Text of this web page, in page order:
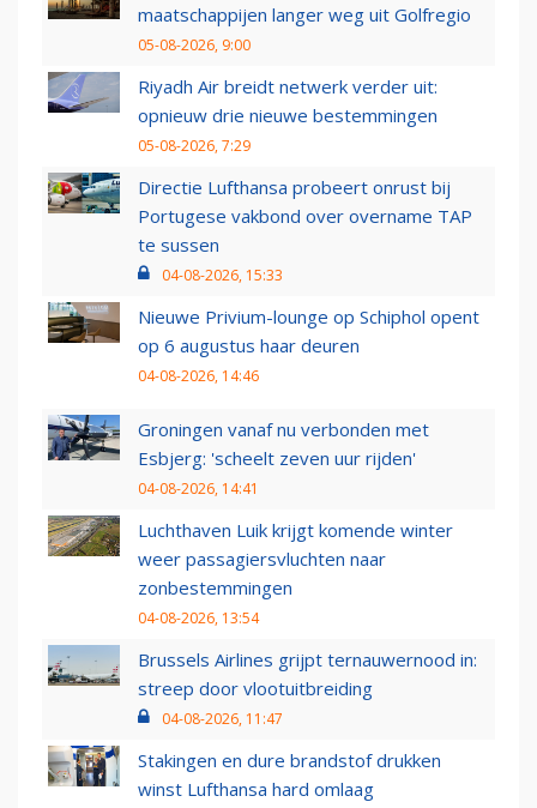
maatschappijen langer weg uit Golfregio
05-08-2026, 9:00
Riyadh Air breidt netwerk verder uit:
opnieuw drie nieuwe bestemmingen
05-08-2026, 7:29
Directie Lufthansa probeert onrust bij
Portugese vakbond over overname TAP
te sussen
04-08-2026, 15:33
Nieuwe Privium-lounge op Schiphol opent
op 6 augustus haar deuren
04-08-2026, 14:46
Groningen vanaf nu verbonden met
Esbjerg: 'scheelt zeven uur rijden'
04-08-2026, 14:41
Luchthaven Luik krijgt komende winter
weer passagiersvluchten naar
zonbestemmingen
04-08-2026, 13:54
Brussels Airlines grijpt ternauwernood in:
streep door vlootuitbreiding
04-08-2026, 11:47
Stakingen en dure brandstof drukken
winst Lufthansa hard omlaag